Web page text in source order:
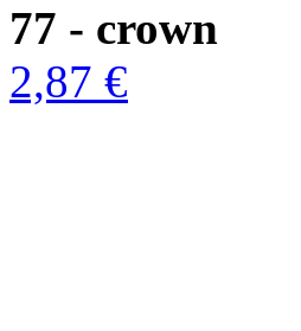
77 - crown
2,87 €